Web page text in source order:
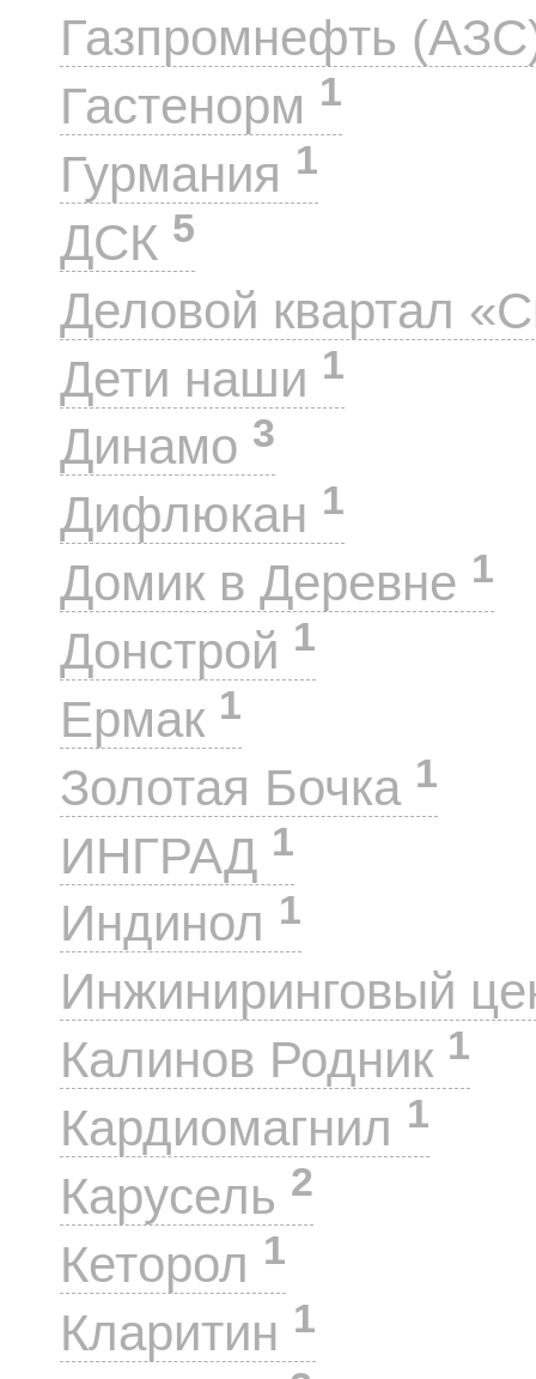
Газпромнефть
Гастенорм 1
Гурмания 1
ДСК 5
Деловой квартал
Дети наши 1
Динамо 3
Дифлюкан 1
Домик в Деревне 1
Донстрой 1
Ермак 1
Золотая Бочка 1
ИНГРАД 1
Индинол 1
Инжиниринговый
Калинов Родник 1
Кардиомагнил 1
Карусель 2
Кеторол 1
Кларитин 1